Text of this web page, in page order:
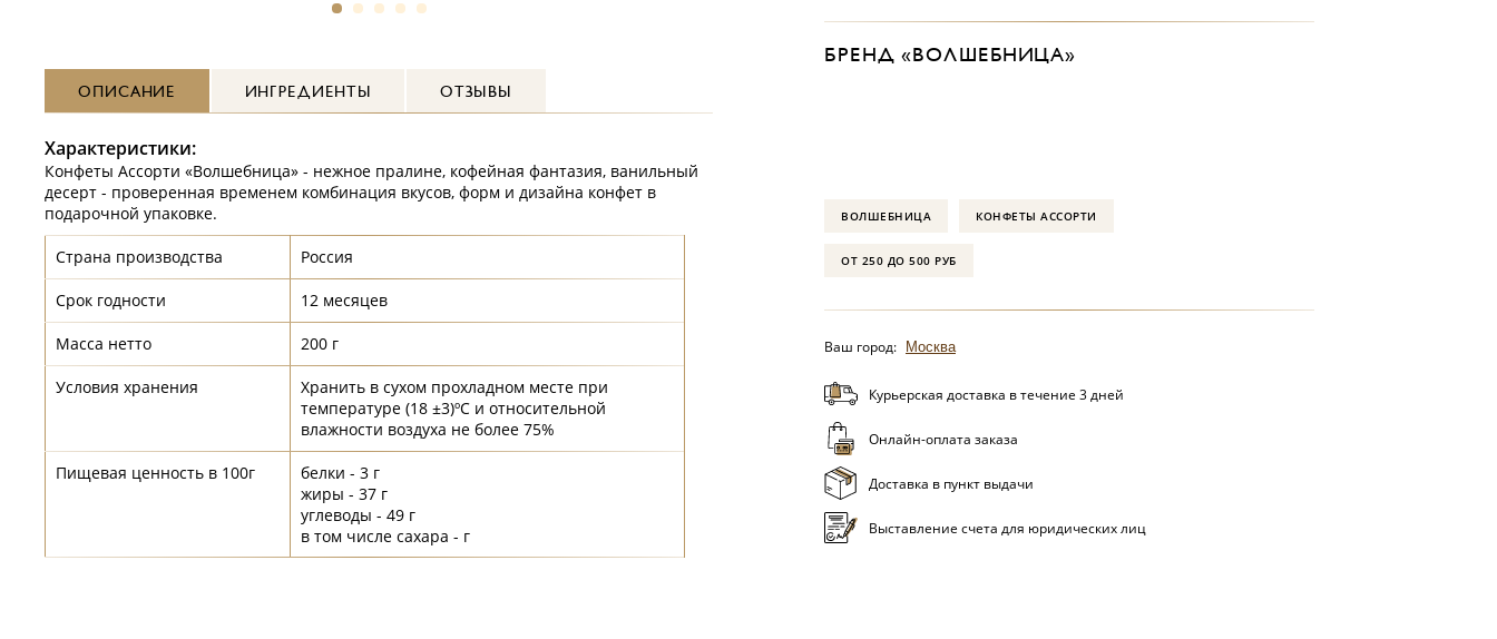
ОПИСАНИЕ ИНГРЕДИЕНТЫ ОТЗЫВЫ
Характеристики:
Конфеты Ассорти «Волшебница» - нежное пралине, кофейная фантазия, ванильный
десерт - проверенная временем комбинация вкусов, форм и дизайна конфет в
подарочной упаковке.
Страна производства Россия
Срок годности 12 месяцев
Масса нетто 200 г
Условия хранения
Хранить в сухом прохладном месте при
температуре (18 ±3)ºС и относительной
влажности воздуха не более 75%
Пищевая ценность в 100г
белки - 3 г
жиры - 37 г
углеводы - 49 г
в том числе сахара - г
БРЕНД «ВОЛШЕБНИЦА»
ВОЛШЕБНИЦА КОНФЕТЫ АССОРТИ
ОТ 250 ДО 500 РУБ
Ваш город: Москва
Курьерская доставка в течение 3 дней
Онлайн-оплата заказа
Доставка в пункт выдачи
Выставление счета для юридических лиц